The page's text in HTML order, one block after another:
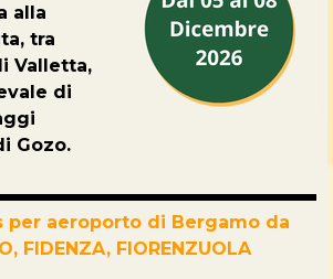
alla
tra
Valletta,
di
Gozo.
per aeroporto di Bergamo da
FIDENZA, FIORENZUOLA